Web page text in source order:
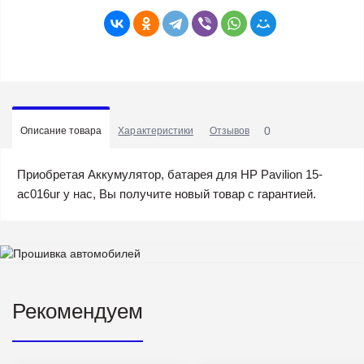
Описание товара Характеристики Отзывов 0
Приобретая Аккумулятор, батарея для HP Pavilion 15-
ac016ur у нас, Вы получите новый товар с гарантией.
Рекомендуем